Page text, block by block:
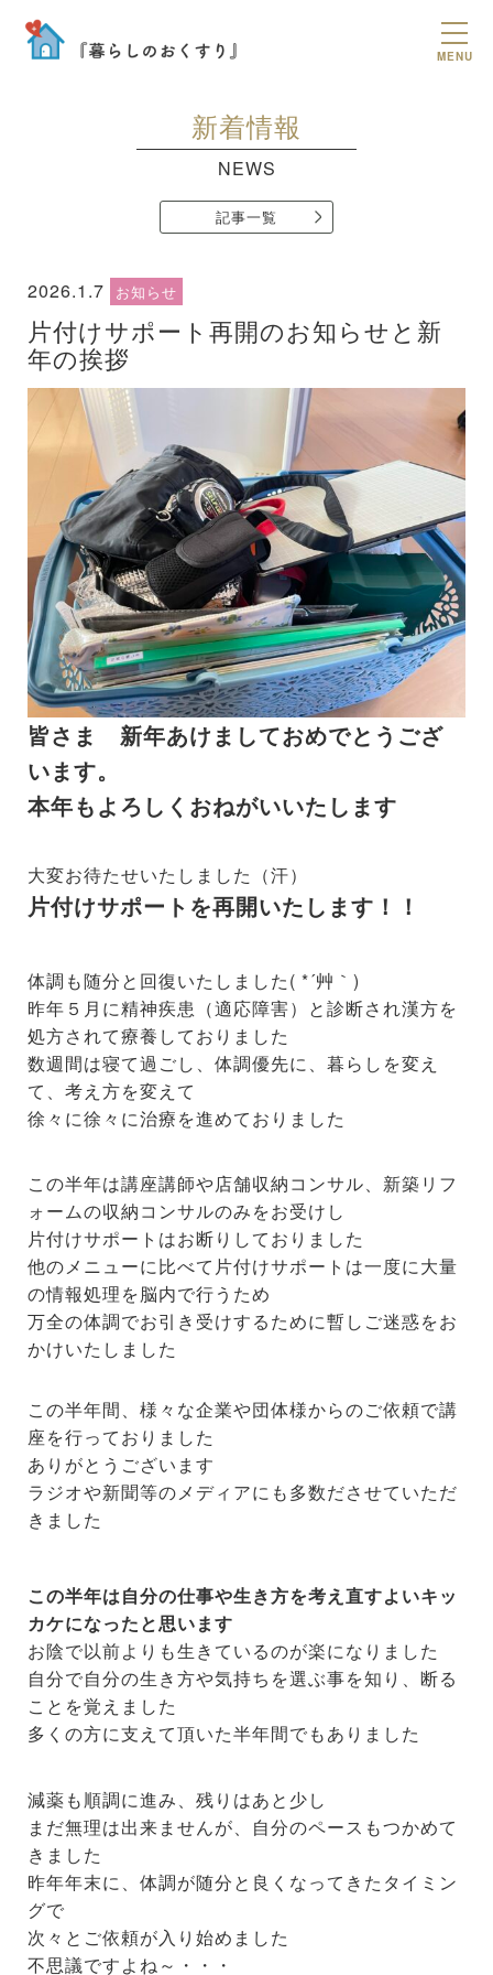
MENU
新着情報
NEWS
記事一覧
2026.1.7 お知らせ
片付けサポート再開のお知らせと新
年の挨拶
皆さま 新年あけましておめでとうござ
います。
本年もよろしくおねがいいたします
大変お待たせいたしました（汗）
片付けサポートを再開いたします！！
体調も随分と回復いたしました( *´艸｀)
昨年５月に精神疾患（適応障害）と診断され漢方を
処方されて療養しておりました
数週間は寝て過ごし、体調優先に、暮らしを変え
て、考え方を変えて
徐々に徐々に治療を進めておりました
この半年は講座講師や店舗収納コンサル、新築リフ
ォームの収納コンサルのみをお受けし
片付けサポートはお断りしておりました
他のメニューに比べて片付けサポートは一度に大量
の情報処理を脳内で行うため
万全の体調でお引き受けするために暫しご迷惑をお
かけいたしました
この半年間、様々な企業や団体様からのご依頼で講
座を行っておりました
ありがとうございます
ラジオや新聞等のメディアにも多数ださせていただ
きました
この半年は自分の仕事や生き方を考え直すよいキッ
カケになったと思います
お陰で以前よりも生きているのが楽になりました
自分で自分の生き方や気持ちを選ぶ事を知り、断る
ことを覚えました
多くの方に支えて頂いた半年間でもありました
減薬も順調に進み、残りはあと少し
まだ無理は出来ませんが、自分のペースもつかめて
きました
昨年年末に、体調が随分と良くなってきたタイミン
グで
次々とご依頼が入り始めました
不思議ですよね～・・・